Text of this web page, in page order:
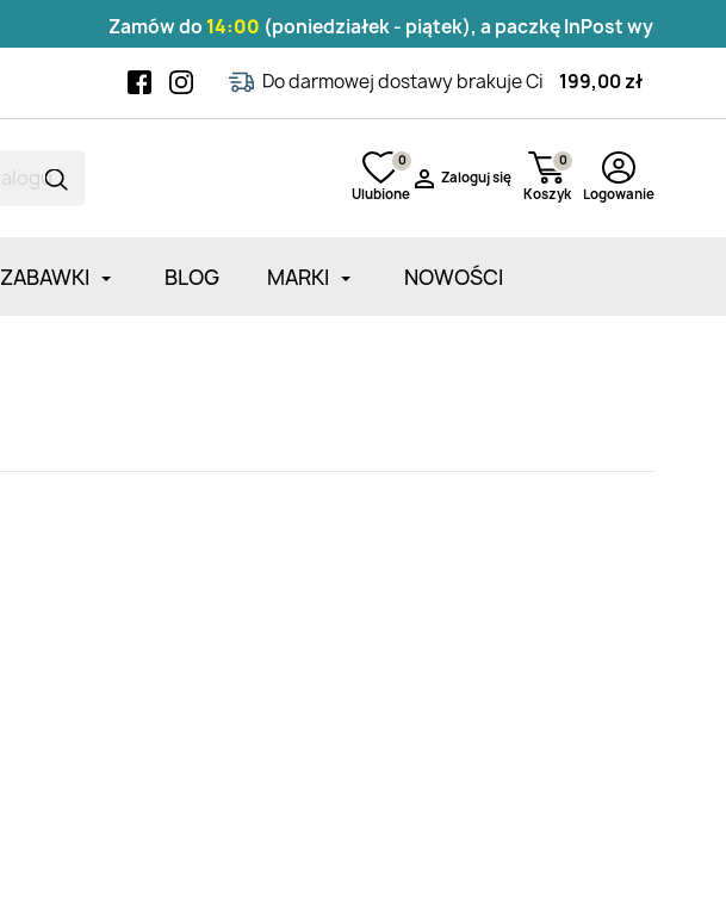
Zamów do14:00(poniedziałek - piątek), a paczkę InPost wyślemy tego
Do darmowej dostawy brakuje Ci 199,00 zł
Ulubione
0
 Zaloguj się
Koszyk
0
Logowanie
ZABAWKI BLOG MARKI NOWOŚCI